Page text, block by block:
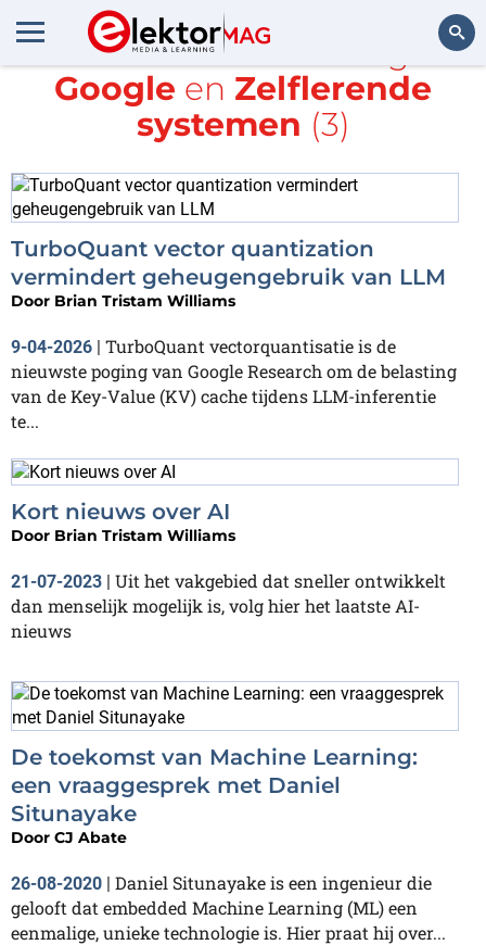
Zoeken
Alle items met de tags
Google en Zelflerende
systemen (3)
TurboQuant vector quantization
vermindert geheugengebruik van LLM
Door Brian Tristam Williams
9-04-2026 | TurboQuant vectorquantisatie is de
nieuwste poging van Google Research om de belasting
van de Key-Value (KV) cache tijdens LLM-inferentie
te...
Kort nieuws over AI
Door Brian Tristam Williams
21-07-2023 | Uit het vakgebied dat sneller ontwikkelt
dan menselijk mogelijk is, volg hier het laatste AI-
nieuws
De toekomst van Machine Learning:
een vraaggesprek met Daniel
Situnayake
Door CJ Abate
26-08-2020 | Daniel Situnayake is een ingenieur die
gelooft dat embedded Machine Learning (ML) een
eenmalige, unieke technologie is. Hier praat hij over...